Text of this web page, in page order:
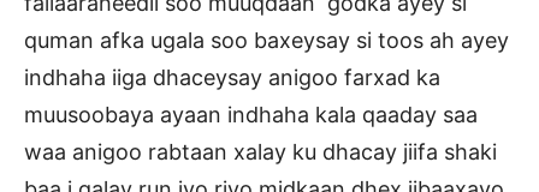
quman afka ugala soo baxeysay si toos ah ayey
indhaha iiga dhaceysay anigoo farxad ka
muusoobaya ayaan indhaha kala qaaday saa
waa anigoo rabtaan xalay ku dhacay jiifa shaki